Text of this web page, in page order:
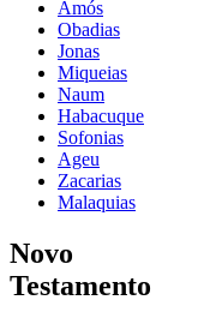
Amós
Obadias
Jonas
Miqueias
Naum
Habacuque
Sofonias
Ageu
Zacarias
Malaquias
Novo
Testamento